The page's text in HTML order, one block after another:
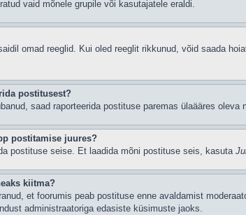
vaid mõnele grupile või kasutajatele eraldi.
omad reeglid. Kui oled reeglit rikkunud, võid saada
postitusest?
saad raporteerida postituse paremas ülaääres oleva
postitamise juures?
postituse seise. Et laadida mõni postituse seis, kasuta
kiitma?
et foorumis peab postituse enne avaldamist
administraatoriga edasiste küsimuste jaoks.